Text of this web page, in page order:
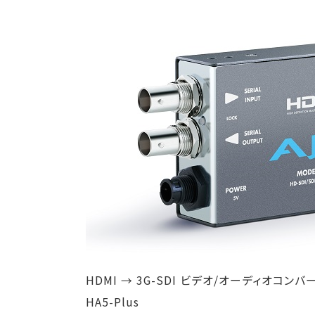
HDMI → 3G-SDI ビデオ/オーディオコンバ
HA5-Plus